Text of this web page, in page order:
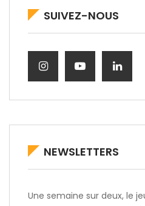
SUIVEZ-NOUS
NEWSLETTERS
Une semaine sur deux, le